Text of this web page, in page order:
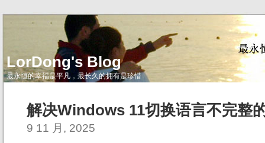
LorDong's Blog
最永恒的幸福是平凡，最长久的拥有是珍惜
解决Windows 11切换语言不完整
9 11 月, 2025